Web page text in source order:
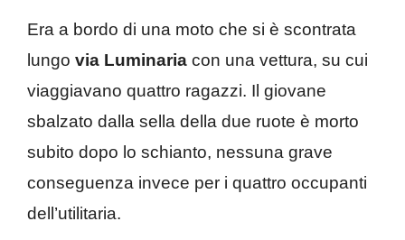
Era a bordo di una moto che si è scontrata
lungo via Luminaria con una vettura, su cui
viaggiavano quattro ragazzi. Il giovane
sbalzato dalla sella della due ruote è morto
subito dopo lo schianto, nessuna grave
conseguenza invece per i quattro occupanti
dell’utilitaria.